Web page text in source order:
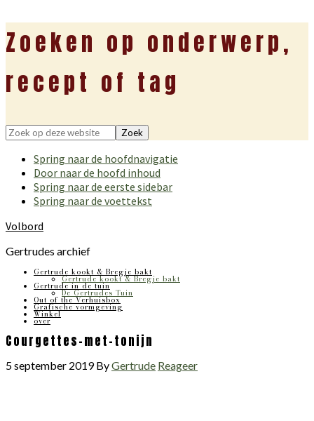
Zoeken op onderwerp,
recept of tag
Zoek
deze
website
Spring naar de hoofdnavigatie
Door naar de hoofd inhoud
Spring naar de eerste sidebar
Spring naar de voettekst
Volbord
Gertrudes archief
Gertrude kookt & Bregje bakt
Gertrude kookt & Bregje bakt
Gertrude in de tuin
De Gertrudes Tuin
Out of the Verhuisbox
Grafische vormgeving
Winkel
over
Courgettes-met-tonijn
5 september 2019ByGertrude Reageer